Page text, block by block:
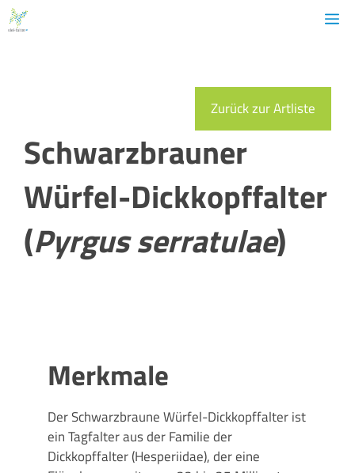
Zum
Inhalt
Zurück zur Artliste
Schwarzbrauner
Würfel-Dickkopffalter
(Pyrgus serratulae)
Merkmale
Der Schwarzbraune Würfel-Dickkopffalter ist
ein Tagfalter aus der Familie der
Dickkopffalter (Hesperiidae), der eine